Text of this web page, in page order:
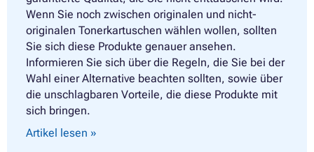
Wenn Sie noch zwischen originalen und nicht-
originalen Tonerkartuschen wählen wollen, sollten
Sie sich diese Produkte genauer ansehen.
Informieren Sie sich über die Regeln, die Sie bei der
Wahl einer Alternative beachten sollten, sowie über
die unschlagbaren Vorteile, die diese Produkte mit
sich bringen.
Artikel lesen »